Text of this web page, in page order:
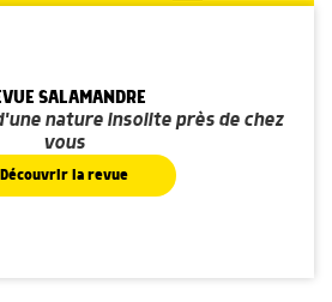
SALAMANDRE
nature insolite près de chez
vous
Découvrir la revue